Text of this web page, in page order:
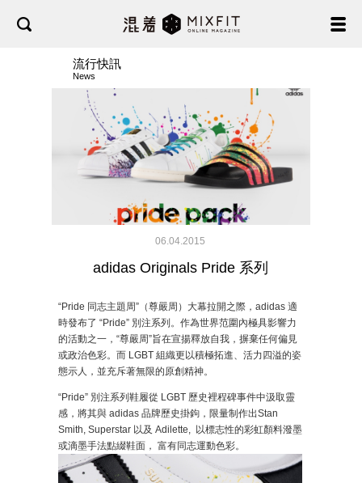
流行快訊
News
06.04.2015
adidas Originals Pride 系列
“Pride 同志主題周”（尊嚴周）大幕拉開之際，adidas 適
時發布了 “Pride” 別注系列。作為世界范圍內極具影響力
的活動之一，“尊嚴周”旨在宣揚釋放自我，摒棄任何偏見
或政治色彩。而 LGBT 組織更以積極拓進、活力四溢的姿
態示人，並充斥著無限的原創精神。
“Pride” 別注系列鞋履從 LGBT 歷史裡程碑事件中汲取靈
感，將其與 adidas 品牌歷史掛鉤，限量制作出Stan
Smith, Superstar 以及 Adilette, 以標志性的彩虹顏料潑墨
或滴墨手法點綴鞋面， 富有同志運動色彩。